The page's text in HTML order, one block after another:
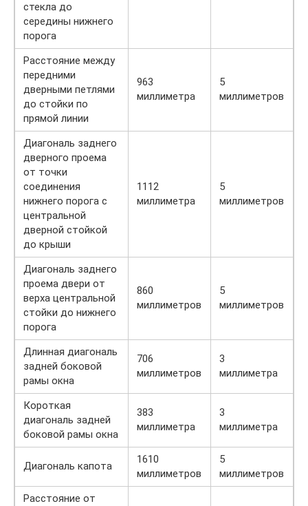
стекла до
середины нижнего
порога
Расстояние между
передними
дверными петлями
до стойки по
прямой линии
963
миллиметра
5
миллиметров
Диагональ заднего
дверного проема
от точки
соединения
нижнего порога с
центральной
дверной стойкой
до крыши
1112
миллиметра
5
миллиметров
Диагональ заднего
проема двери от
верха центральной
стойки до нижнего
порога
860
миллиметров
5
миллиметров
Длинная диагональ
задней боковой
рамы окна
706
миллиметров
3
миллиметра
Короткая
диагональ задней
боковой рамы окна
383
миллиметра
3
миллиметра
Диагональ капота
1610
миллиметров
5
миллиметров
Расстояние от